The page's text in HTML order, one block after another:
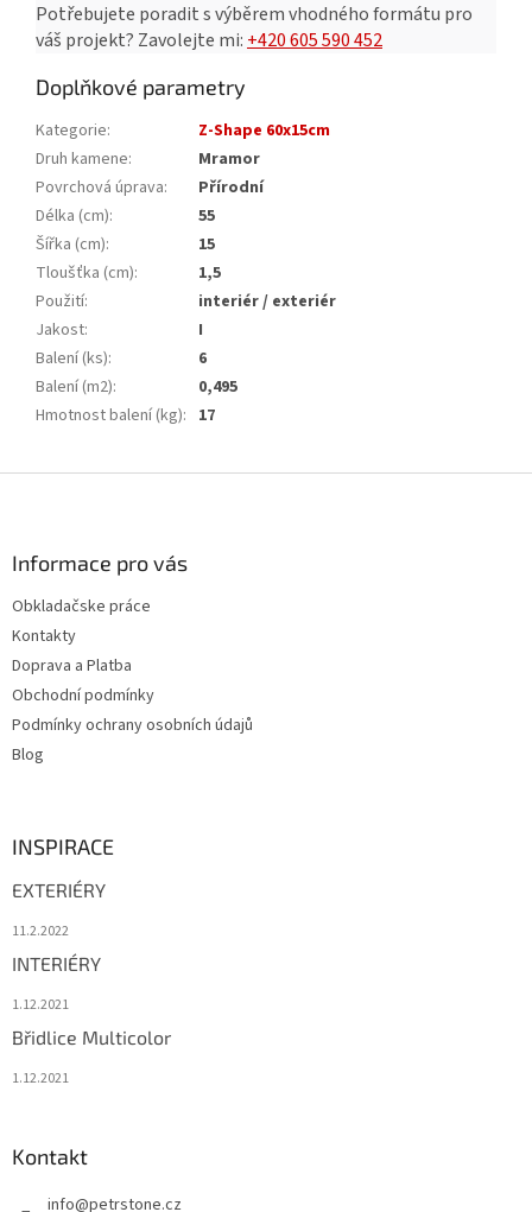
Potřebujete poradit s výběrem vhodného formátu pro
váš projekt? Zavolejte mi:+420 605 590 452
Doplňkové parametry
Kategorie:
Z-Shape 60x15cm
Druh kamene:
Mramor
Povrchová úprava:
Přírodní
Délka (cm):
55
Šířka (cm):
15
Tloušťka (cm):
1,5
Použití:
interiér / exteriér
Jakost:
I
Balení (ks):
6
Balení (m2):
0,495
Hmotnost balení (kg): 17
Informace pro vás
Obkladačske práce
Kontakty
Doprava a Platba
Obchodní podmínky
Podmínky ochrany osobních údajů
Blog
INSPIRACE
EXTERIÉRY
11.2.2022
INTERIÉRY
1.12.2021
Břidlice Multicolor
1.12.2021
Kontakt
info@petrstone.cz